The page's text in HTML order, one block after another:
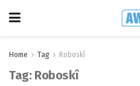
Home Tag Roboskî
Tag: Roboskî